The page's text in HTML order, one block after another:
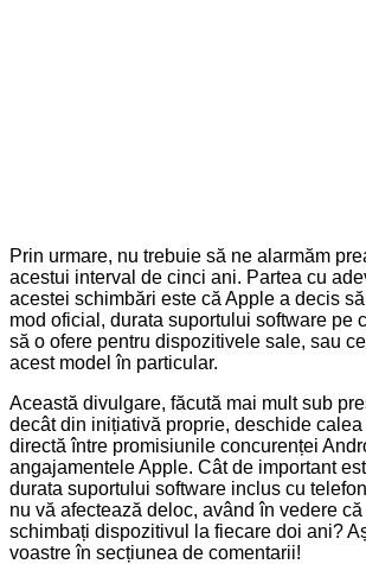
Prin urmare, nu trebuie să ne alarmăm
acestui interval de cinci ani. Partea cu
acestei schimbări este că Apple a decis
mod oficial, durata suportului software pe
să o ofere pentru dispozitivele sale, sau
acest model în particular.
Această divulgare, făcută mai mult sub
decât din inițiativă proprie, deschide
directă între promisiunile concurenței
angajamentele Apple. Cât de important
durata suportului software inclus cu
nu vă afectează deloc, având în vedere
schimbați dispozitivul la fiecare doi ani?
voastre în secțiunea de comentarii!